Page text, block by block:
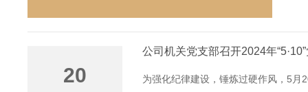
20
公司机关党支部召开2024年
为强化纪律建设，锤炼过硬作风，5月